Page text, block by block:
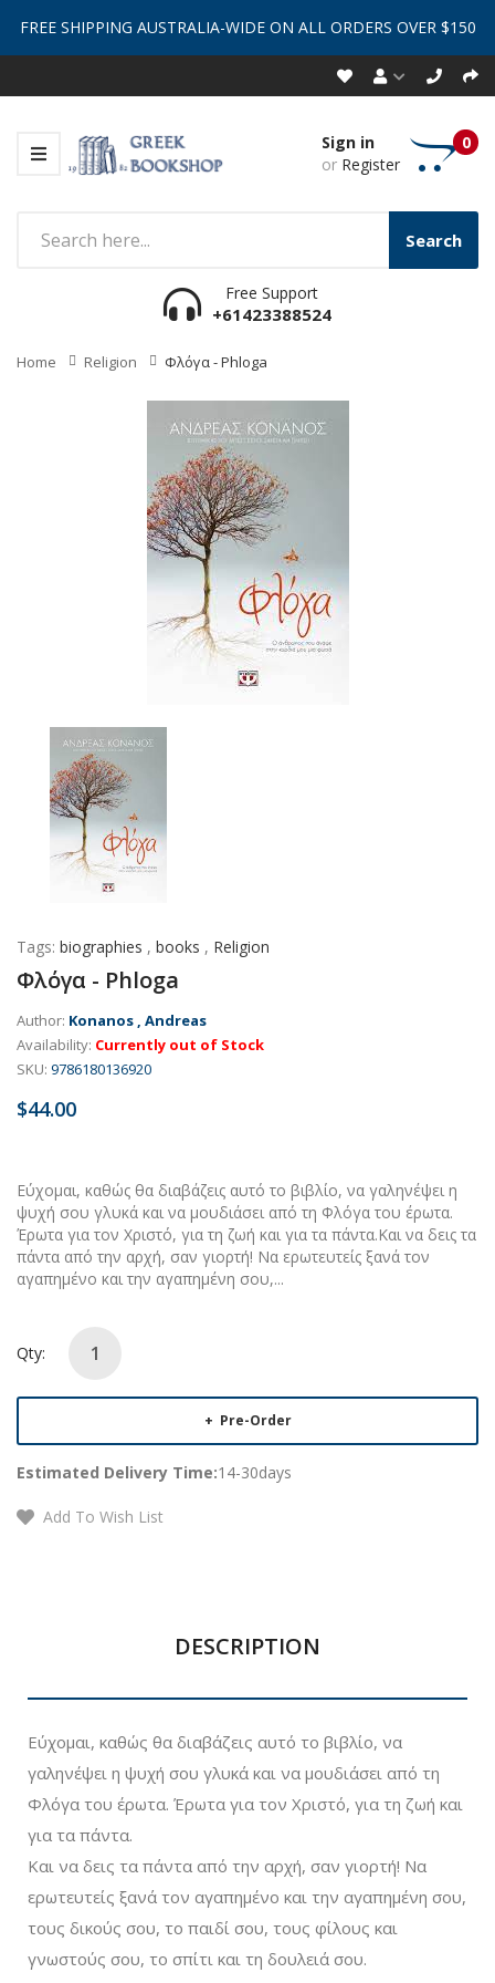
FREE SHIPPING AUSTRALIA-WIDE ON ALL ORDERS OVER $150
Sign in
or Register
0
Search
Free Support
+61423388524
Home Religion Φλόγα - Phloga
Tags: biographies , books , Religion
Φλόγα - Phloga
Author: Konanos , Andreas
Availability: Currently out of Stock
SKU: 9786180136920
$44.00
Εύχομαι, καθώς θα διαβάζεις αυτό το βιβλίο, να γαληνέψει η
ψυχή σου γλυκά και να μουδιάσει από τη Φλόγα του έρωτα.
Έρωτα για τον Χριστό, για τη ζωή και για τα πάντα.Και να δεις τα
πάντα από την αρχή, σαν γιορτή! Να ερωτευτείς ξανά τον
αγαπημένο και την αγαπημένη σου,...
Qty:
Pre-Order
Estimated Delivery Time:14-30days
Add To Wish List
DESCRIPTION
Εύχομαι, καθώς θα διαβάζεις αυτό το βιβλίο, να
γαληνέψει η ψυχή σου γλυκά και να μουδιάσει από τη
Φλόγα του έρωτα. Έρωτα για τον Χριστό, για τη ζωή και
για τα πάντα.
Και να δεις τα πάντα από την αρχή, σαν γιορτή! Να
ερωτευτείς ξανά τον αγαπημένο και την αγαπημένη σου,
τους δικούς σου, το παιδί σου, τους φίλους και
γνωστούς σου, το σπίτι και τη δουλειά σου.